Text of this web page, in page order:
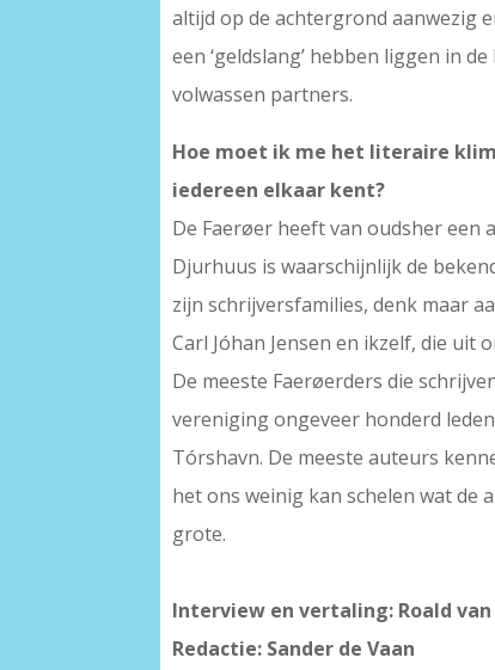
altijd op de achtergrond aanwezig
een ‘geldslang’ hebben liggen in
volwassen partners.
Hoe moet ik me het literaire
iedereen elkaar kent?
De Faerøer heeft van oudsher een
Djurhuus is waarschijnlijk de
zijn schrijversfamilies, denk maar
Carl Jóhan Jensen en ikzelf, die uit
De meeste Faerøerders die
vereniging ongeveer honderd
Tórshavn. De meeste auteurs
het ons weinig kan schelen wat de
grote.
Interview en vertaling: Roald
Redactie: Sander de Vaan